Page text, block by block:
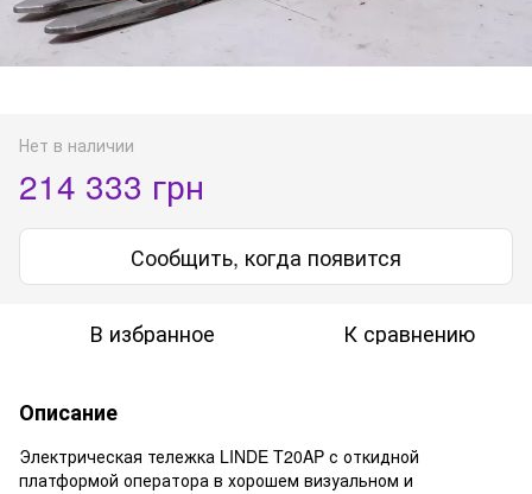
Нет в наличии
214 333 грн
Сообщить, когда появится
В избранное К сравнению
Описание
Электрическая тележка LINDE T20AP с откидной
платформой оператора в хорошем визуальном и